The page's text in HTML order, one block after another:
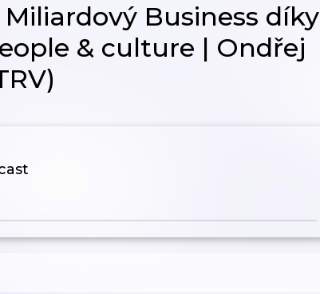
Business díky
& culture | Ondřej